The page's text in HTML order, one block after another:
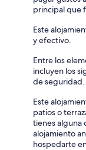
principal que
Este
y efectivo.
Entre los
incluyen los
de seguridad.
Este
patios o
tienes alguna
alojamiento
hospedarte